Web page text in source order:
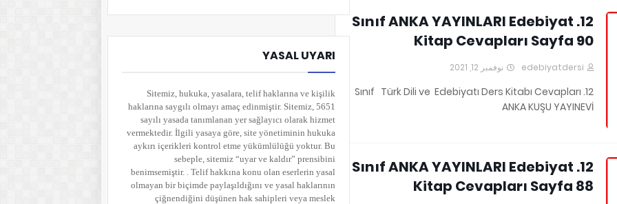
12. Sınıf ANKA YAYINLARI Edebiyat
Kitap Cevapları Sayfa 90
edebiyatdersi نوفمبر 12, 2021
12. Sınıf Türk Dili ve Edebiyatı Ders Kitabı Cevapları
ANKA KUŞU YAYINEVİ
12. Sınıf ANKA YAYINLARI Edebiyat
Kitap Cevapları Sayfa 88
YASAL UYARI
Sitemiz, hukuka, yasalara, telif haklarına ve kişilik
haklarına saygılı olmayı amaç edinmiştir. Sitemiz, 5651
sayılı yasada tanımlanan yer sağlayıcı olarak hizmet
vermektedir. İlgili yasaya göre, site yönetiminin hukuka
aykırı içerikleri kontrol etme yükümlülüğü yoktur. Bu
sebeple, sitemiz “uyar ve kaldır” prensibini
benimsemiştir. . Telif hakkına konu olan eserlerin yasal
olmayan bir biçimde paylaşıldığını ve yasal haklarının
çiğnendiğini düşünen hak sahipleri veya meslek